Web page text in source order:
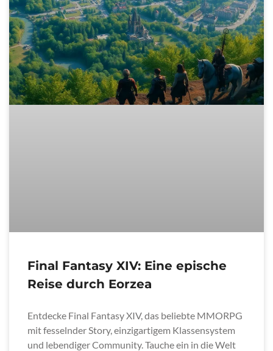
Final Fantasy XIV: Eine epische
Reise durch Eorzea
Entdecke Final Fantasy XIV, das beliebte MMORPG
mit fesselnder Story, einzigartigem Klassensystem
und lebendiger Community. Tauche ein in die Welt